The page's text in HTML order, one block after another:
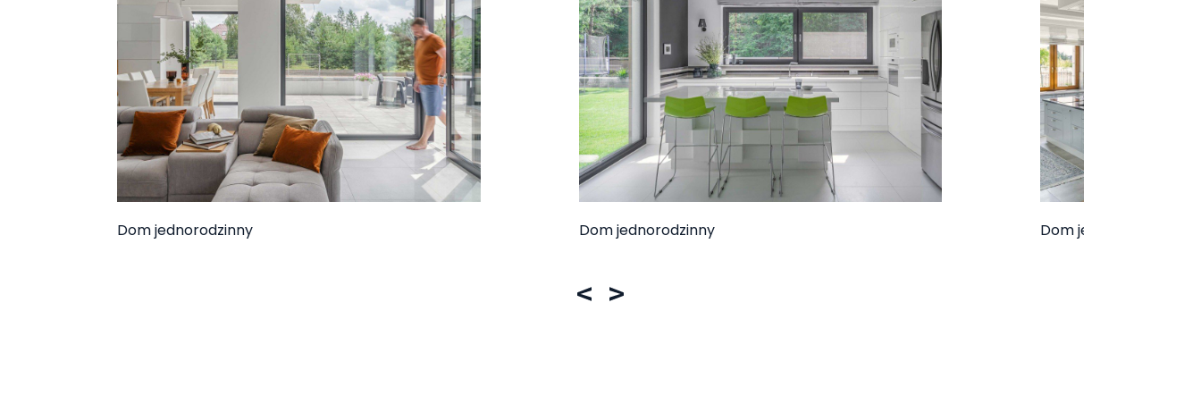
Dom jednorodzinny Dom jednorodzinny Dom jednorodzinny